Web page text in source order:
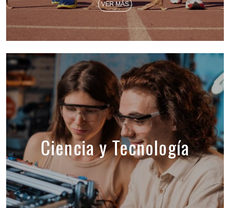
VER MÁS
Ciencia y Tecnología